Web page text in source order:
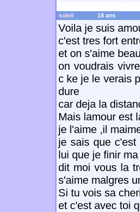
soleil 18 ans
Voila je suis
c'est tres fort
et on s'aime
on voudrais
c ke je le verais
dure
car deja la
Mais lamour est
je l'aime ,il
je sais que
lui que je finir
dit moi vous la
s'aime malgres
Si tu vois sa
et c'est avec toi